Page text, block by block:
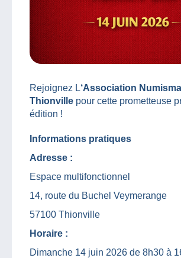
Rejoignez L‘Association
Thionville pour cette prometteuse
édition !
Informations pratiques
Adresse :
Espace multifonctionnel
14, route du Buchel Veymerange
57100 Thionville
Horaire :
Dimanche 14 juin 2026 de 8h30 à